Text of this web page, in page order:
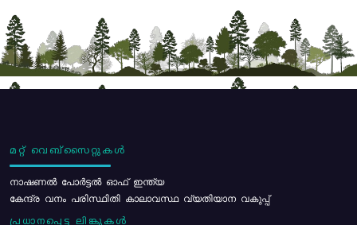
മറ്റ് വെബ്സൈറ്റുകൾ
നാഷണൽ പോർട്ടൽ ഓഫ് ഇന്ത്യ
കേന്ദ്ര വനം പരിസ്ഥിതി കാലാവസ്ഥ വ്യതിയാന വകുപ്പ്
പ്രധാനപ്പെട്ട ലിങ്കുകൾ